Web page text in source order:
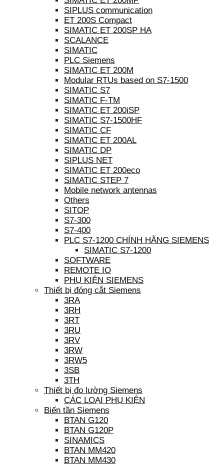
SIPLUS communication
ET 200S Compact
SIMATIC ET 200SP HA
SCALANCE
SIMATIC
PLC Siemens
SIMATIC ET 200M
Modular RTUs based on S7-1500
SIMATIC S7
SIMATIC F-TM
SIMATIC ET 200iSP
SIMATIC S7-1500HF
SIMATIC CF
SIMATIC ET 200AL
SIMATIC DP
SIPLUS NET
SIMATIC ET 200eco
SIMATIC STEP 7
Mobile network antennas
Others
SITOP
S7-300
S7-400
PLC S7-1200 CHÍNH HÃNG SIEMENS
SIMATIC S7-1200
SOFTWARE
REMOTE IO
PHỤ KIỆN SIEMENS
Thiết bị đóng cắt Siemens
3RA
3RH
3RT
3RU
3RV
3RW
3RW5
3SB
3TH
Thiết bị đo lường Siemens
CÁC LOẠI PHỤ KIỆN
Biến tần Siemens
BTAN G120
BTAN G120P
SINAMICS
BTAN MM420
BTAN MM430